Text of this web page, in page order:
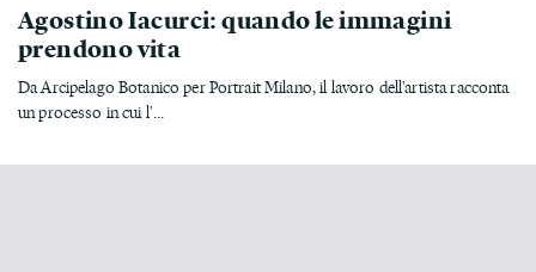
Agostino Iacurci: quando le immagini
prendono vita
Da Arcipelago Botanico per Portrait Milano, il lavoro dell'artista racconta
un processo in cui l'...